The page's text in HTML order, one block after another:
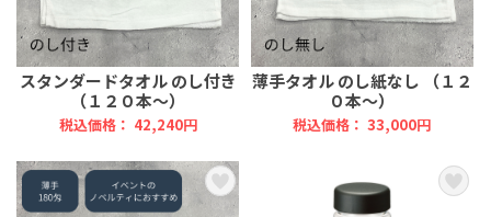
スタンダードタオル のし付き
（１２０本～）
税込価格： 42,240円
薄手タオル のし紙なし （１２
０本～）
税込価格： 33,000円